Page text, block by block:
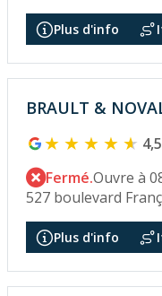
Plus d'info
BRAULT &
4,5
Fermé.Ouvre à
527 boulevard
Plus d'info